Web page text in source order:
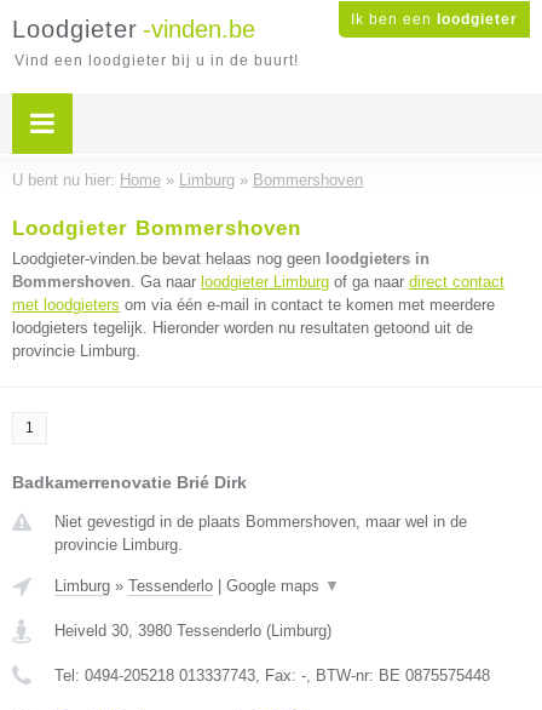
Ik ben een loodgieter
Loodgieter -vinden.be
Vind een loodgieter bij u in de buurt!
U bent nu hier: Home » Limburg » Bommershoven
Loodgieter Bommershoven
Loodgieter-vinden.be bevat helaas nog geen loodgieters in
Bommershoven. Ga naar loodgieter Limburg of ga naar direct contact
met loodgieters om via één e-mail in contact te komen met meerdere
loodgieters tegelijk. Hieronder worden nu resultaten getoond uit de
provincie Limburg.
1
Badkamerrenovatie Brié Dirk
Niet gevestigd in de plaats Bommershoven, maar wel in de
provincie Limburg.
Limburg » Tessenderlo Google maps ▼
Heiveld 30, 3980 Tessenderlo (Limburg)
Tel: 0494-205218 013337743, Fax: -, BTW-nr: BE 0875575448